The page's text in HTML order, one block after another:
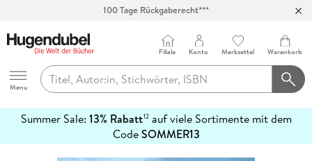
100 Tage Rückgaberecht***
Hugendubel
Menu
Filiale Konto Merkzettel Warenkorb
Summer Sale: 13% Rabatt12auf viele Sortimente mit dem
CodeSOMMER13
erfahren